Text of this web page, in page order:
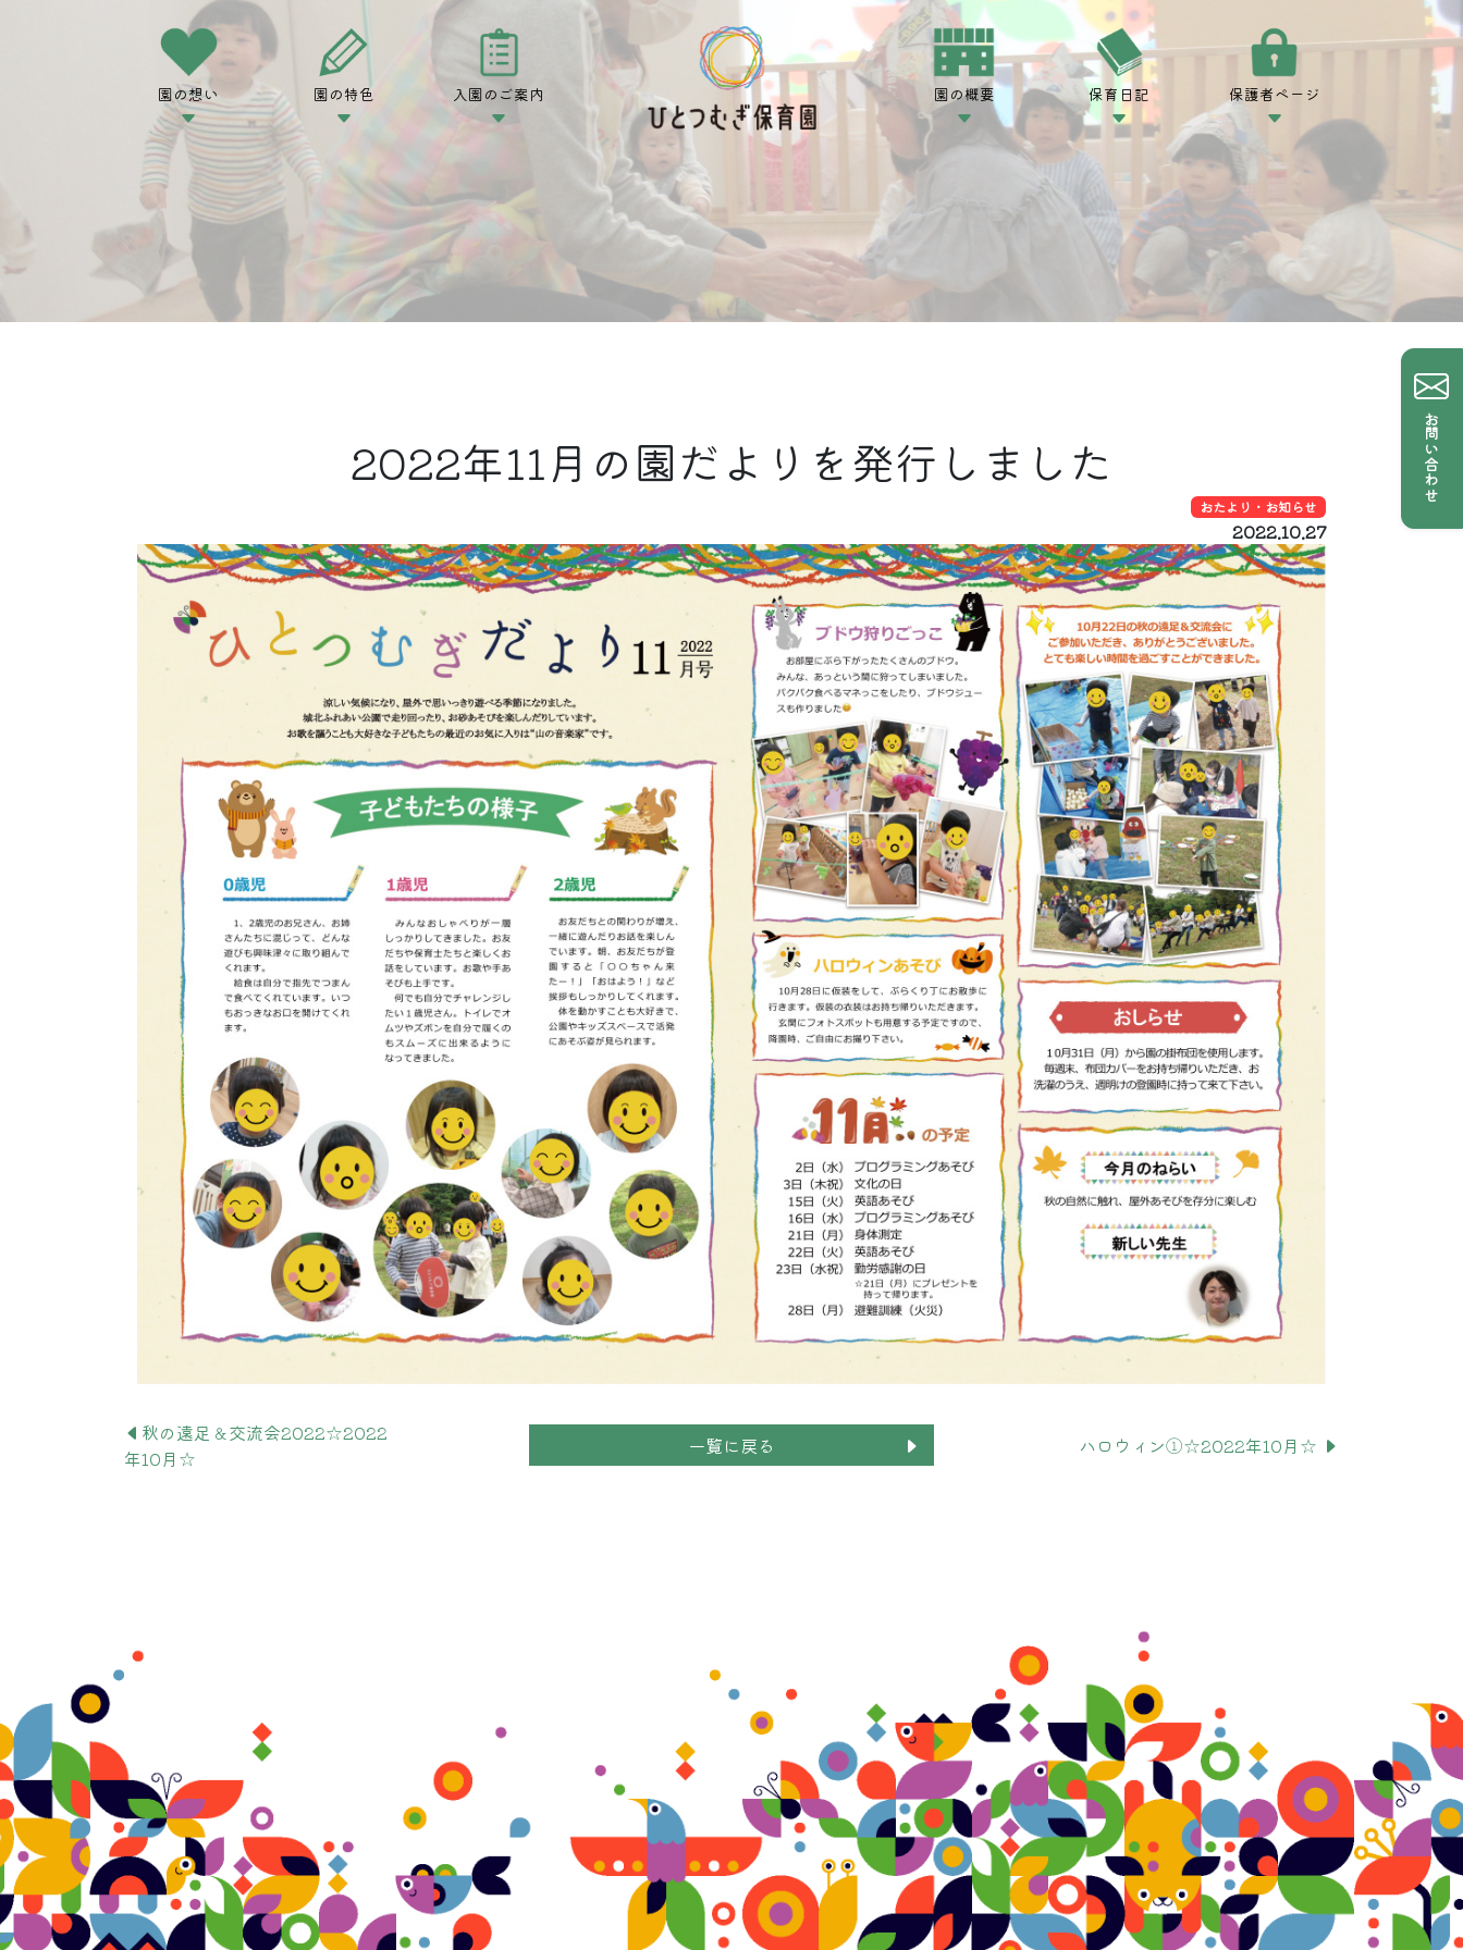
園の想い 園の特色 入園のご案内 園の概要 保育日記 保護者ページ
お問い合わせ
2022年11月の園だよりを発行しました
おたより・お知らせ
2022.10.27
秋の遠足＆交流会2022☆2022
年10月☆
一覧に戻る ハロウィン①☆2022年10月☆